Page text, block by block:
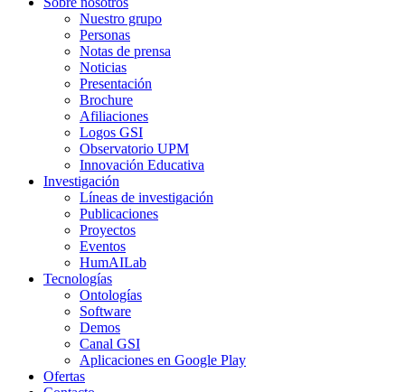
Nuestro grupo
Personas
Notas de prensa
Noticias
Presentación
Brochure
Afiliaciones
Logos GSI
Observatorio UPM
Innovación Educativa
Investigación
Líneas de investigación
Publicaciones
Proyectos
Eventos
HumAILab
Tecnologías
Ontologías
Software
Demos
Canal GSI
Aplicaciones en Google Play
Ofertas